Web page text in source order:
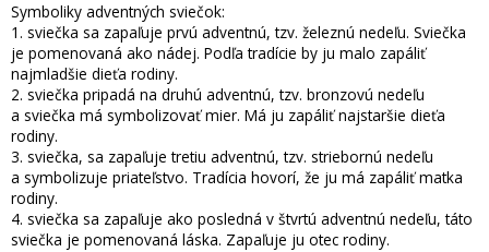
Symboliky adventných sviečok:
1. sviečka sa zapaľuje prvú adventnú, tzv. železnú nedeľu. Sviečka
je pomenovaná ako nádej. Podľa tradície by ju malo zapáliť
najmladšie dieťa rodiny.
2. sviečka pripadá na druhú adventnú, tzv. bronzovú nedeľu
a sviečka má symbolizovať mier. Má ju zapáliť najstaršie dieťa
rodiny.
3. sviečka, sa zapaľuje tretiu adventnú, tzv. striebornú nedeľu
a symbolizuje priateľstvo. Tradícia hovorí, že ju má zapáliť matka
rodiny.
4. sviečka sa zapaľuje ako posledná v štvrtú adventnú nedeľu, táto
sviečka je pomenovaná láska. Zapaľuje ju otec rodiny.